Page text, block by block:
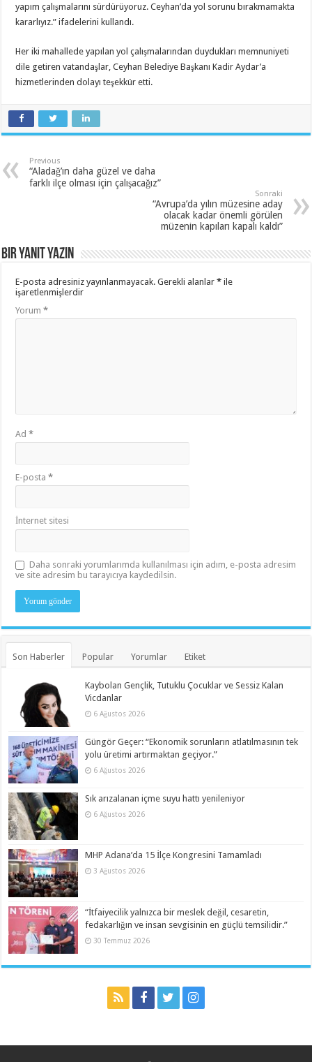
yapım çalışmalarını sürdürüyoruz. Ceyhan’da yol sorunu bırakmamakta
kararlıyız.” ifadelerini kullandı.
Her iki mahallede yapılan yol çalışmalarından duydukları memnuniyeti
dile getiren vatandaşlar, Ceyhan Belediye Başkanı Kadir Aydar’a
hizmetlerinden dolayı teşekkür etti.
Previous
“Aladağ’ın daha güzel ve daha
farklı ilçe olması için çalışacağız”
Sonraki
“Avrupa’da yılın müzesine aday
olacak kadar önemli görülen
müzenin kapıları kapalı kaldı”
Bir yanıt yazın
E-posta adresiniz yayınlanmayacak. Gerekli alanlar* ile
işaretlenmişlerdir
Yorum*
Ad*
E-posta*
İnternet sitesi
Daha sonraki yorumlarımda kullanılması için adım, e-posta adresim
ve site adresim bu tarayıcıya kaydedilsin.
Son Haberler Popular Yorumlar Etiket
Kaybolan Gençlik, Tutuklu Çocuklar ve Sessiz Kalan
Vicdanlar
6 Ağustos 2026
Güngör Geçer: “Ekonomik sorunların atlatılmasının tek
yolu üretimi artırmaktan geçiyor.”
6 Ağustos 2026
Sık arızalanan içme suyu hattı yenileniyor
6 Ağustos 2026
MHP Adana’da 15 İlçe Kongresini Tamamladı
3 Ağustos 2026
“İtfaiyecilik yalnızca bir meslek değil, cesaretin,
fedakarlığın ve insan sevgisinin en güçlü temsilidir.”
30 Temmuz 2026